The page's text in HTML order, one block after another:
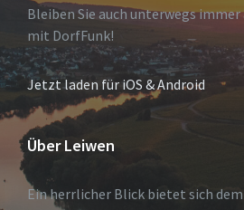
Bleiben Sie auch unterwegs
mit DorfFunk!
Jetzt laden für iOS & Android
Über Leiwen
Ein herrlicher Blick bietet sich